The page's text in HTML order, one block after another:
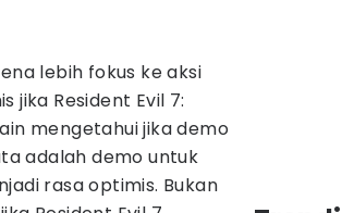
lebih fokus ke aksi
jika Resident Evil 7:
mengetahui jika demo
adalah demo untuk
rasa optimis. Bukan